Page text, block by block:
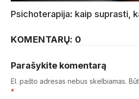
Psichoterapija: kaip suprasti,
KOMENTARŲ: 0
Parašykite komentarą
El. pašto adresas nebus skelbiamas.
*